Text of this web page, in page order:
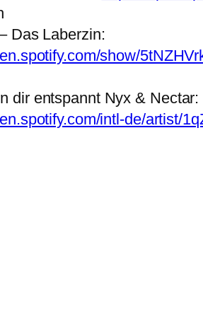
Das Laberzin:
show/
dir entspannt Nyx & Nectar:
intl-de/artist/